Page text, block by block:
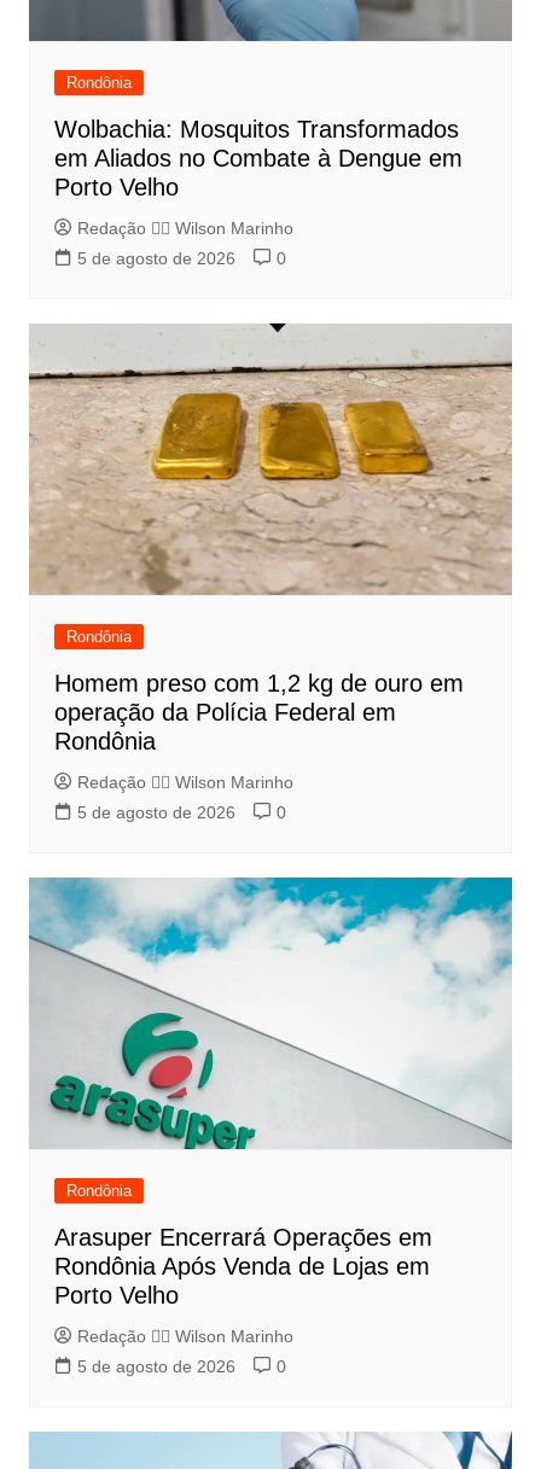
Rondônia
Wolbachia: Mosquitos Transformados
em Aliados no Combate à Dengue em
Porto Velho
Redação 👨‍⚖️​ Wilson Marinho
5 de agosto de 2026
0
Rondônia
Homem preso com 1,2 kg de ouro em
operação da Polícia Federal em
Rondônia
Redação 👨‍⚖️​ Wilson Marinho
5 de agosto de 2026
0
Rondônia
Arasuper Encerrará Operações em
Rondônia Após Venda de Lojas em
Porto Velho
Redação 👨‍⚖️​ Wilson Marinho
5 de agosto de 2026
0